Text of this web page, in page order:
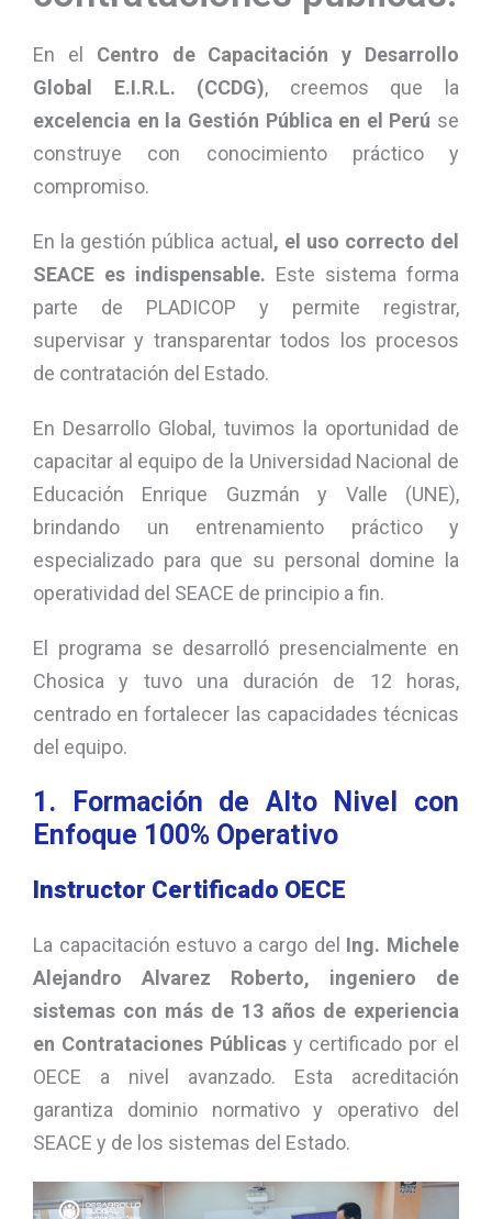
En el Centro de Capacitación y Desarrollo
Global E.I.R.L. (CCDG), creemos que la
excelencia en la Gestión Pública en el Perú se
construye con conocimiento práctico y
compromiso.
En la gestión pública actual , el uso correcto del
SEACE es indispensable. Este sistema forma
parte de PLADICOP y permite registrar,
supervisar y transparentar todos los procesos
de contratación del Estado.
En Desarrollo Global, tuvimos la oportunidad de
capacitar al equipo de la Universidad Nacional de
Educación Enrique Guzmán y Valle (UNE),
brindando un entrenamiento práctico y
especializado para que su personal domine la
operatividad del SEACE de principio a fin.
El programa se desarrolló presencialmente en
Chosica y tuvo una duración de 12 horas,
centrado en fortalecer las capacidades técnicas
del equipo.
1. Formación de Alto Nivel con
Enfoque 100% Operativo
Instructor Certificado OECE
La capacitación estuvo a cargo del Ing. Michele
Alejandro Alvarez Roberto, ingeniero de
sistemas con más de 13 años de experiencia
en Contrataciones Públicasy certificado por el
OECE a nivel avanzado. Esta acreditación
garantiza dominio normativo y operativo del
SEACE y de los sistemas del Estado.